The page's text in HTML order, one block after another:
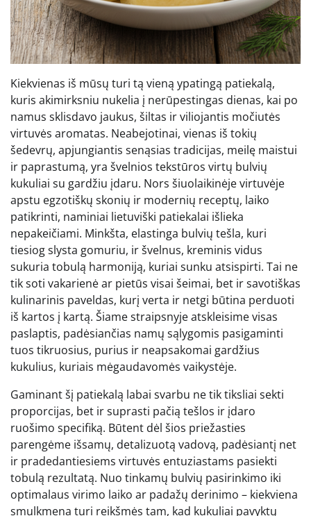
Kiekvienas iš mūsų turi tą vieną ypatingą patiekalą,
kuris akimirksniu nukelia į nerūpestingas dienas, kai po
namus sklisdavo jaukus, šiltas ir viliojantis močiutės
virtuvės aromatas. Neabejotinai, vienas iš tokių
šedevrų, apjungiantis senąsias tradicijas, meilę maistui
ir paprastumą, yra švelnios tekstūros virtų bulvių
kukuliai su gardžiu įdaru. Nors šiuolaikinėje virtuvėje
apstu egzotiškų skonių ir modernių receptų, laiko
patikrinti, naminiai lietuviški patiekalai išlieka
nepakeičiami. Minkšta, elastinga bulvių tešla, kuri
tiesiog slysta gomuriu, ir švelnus, kreminis vidus
sukuria tobulą harmoniją, kuriai sunku atsispirti. Tai ne
tik soti vakarienė ar pietūs visai šeimai, bet ir savotiškas
kulinarinis paveldas, kurį verta ir netgi būtina perduoti
iš kartos į kartą. Šiame straipsnyje atskleisime visas
paslaptis, padėsiančias namų sąlygomis pasigaminti
tuos tikruosius, purius ir neapsakomai gardžius
kukulius, kuriais mėgaudavomės vaikystėje.
Gaminant šį patiekalą labai svarbu ne tik tiksliai sekti
proporcijas, bet ir suprasti pačią tešlos ir įdaro
ruošimo specifiką. Būtent dėl šios priežasties
parengėme išsamų, detalizuotą vadovą, padėsiantį net
ir pradedantiesiems virtuvės entuziastams pasiekti
tobulą rezultatą. Nuo tinkamų bulvių pasirinkimo iki
optimalaus virimo laiko ar padažų derinimo – kiekviena
smulkmena turi reikšmės tam, kad kukuliai pavyktų